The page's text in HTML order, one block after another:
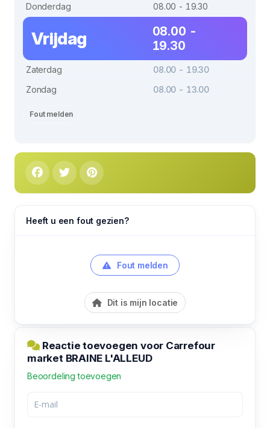
Donderdag
08.00 - 19.30
Vrijdag
08.00 -
19.30
Zaterdag
08.00 - 19.30
Zondag
08.00 - 13.00
Fout melden
Heeft u een fout gezien?
Fout melden
Dit is mijn locatie
Reactie toevoegen voor Carrefour
market BRAINE L'ALLEUD
Beoordeling toevoegen